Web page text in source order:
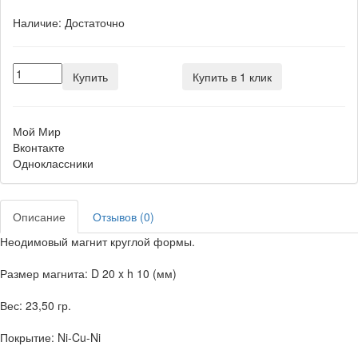
Наличие: Достаточно
Купить Купить в 1 клик
Мой Мир
Вконтакте
Одноклассники
Описание
Отзывов (0)
Неодимовый магнит круглой формы.
Размер магнита: D 20 x h 10 (мм)
Вес: 23,50 гр.
Покрытие: Ni-Cu-Ni